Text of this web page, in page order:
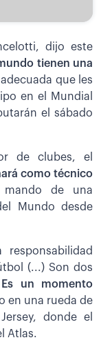
dijo este
tienen una
que les
en el Mundial
el sábado
de clubes, el
como técnico
de una
Mundo desde
(...) Son dos
Es un momento
en una rueda de
donde el
Atlas.